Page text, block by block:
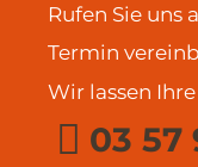
Rufen Sie uns
Termin
Wir lassen
03 57